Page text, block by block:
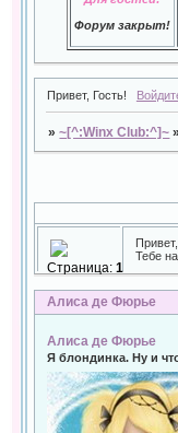
Форум закрыт!
Привет, Гость!
»~[^:Winx Club:^]~
Тебе
Алиса де Фюрье
Страница:1
Алиса де Фюрье
Я блондинка. Ну и